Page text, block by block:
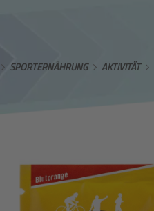
SPORTERNÄHRUNG AKTIVITÄT